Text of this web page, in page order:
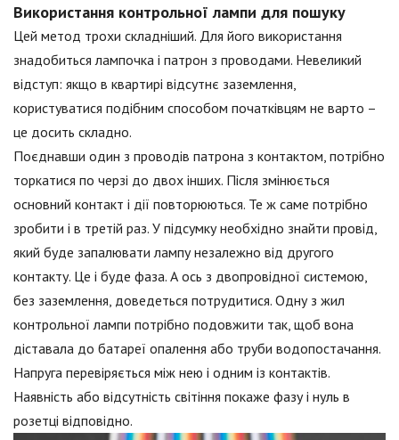
Використання контрольної лампи для пошуку
Цей метод трохи складніший. Для його використання
знадобиться лампочка і патрон з проводами. Невеликий
відступ: якщо в квартирі відсутнє заземлення,
користуватися подібним способом початківцям не варто –
це досить складно.
Поєднавши один з проводів патрона з контактом, потрібно
торкатися по черзі до двох інших. Після змінюється
основний контакт і дії повторюються. Те ж саме потрібно
зробити і в третій раз. У підсумку необхідно знайти провід,
який буде запалювати лампу незалежно від другого
контакту. Це і буде фаза. А ось з двопровідної системою,
без заземлення, доведеться потрудитися. Одну з жил
контрольної лампи потрібно подовжити так, щоб вона
діставала до батареї опалення або труби водопостачання.
Напруга перевіряється між нею і одним із контактів.
Наявність або відсутність світіння покаже фазу і нуль в
розетці відповідно.